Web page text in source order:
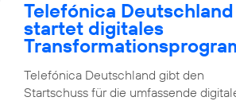
Telefónica Deutschland
startet digitales
Telefónica Deutschland gibt den
Startschuss für die umfassende